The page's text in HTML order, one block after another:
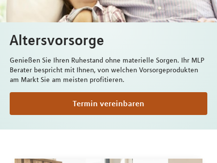
Altersvorsorge
Genießen Sie Ihren Ruhestand ohne materielle Sorgen. Ihr MLP
Berater bespricht mit Ihnen, von welchen Vorsorgeprodukten
am Markt Sie am meisten profitieren.
Termin vereinbaren